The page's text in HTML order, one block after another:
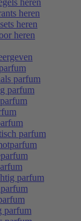
heren
heren
heren
heren
parfum
parfum
parfum
parfum
parfum